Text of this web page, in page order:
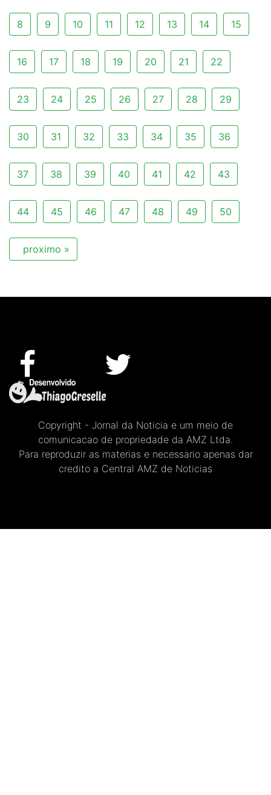
8 9 10 11 12 13 14 15
16 17 18 19 20 21 22
23 24 25 26 27 28 29
30 31 32 33 34 35 36
37 38 39 40 41 42 43
44 45 46 47 48 49 50
proximo »
Copyright - Jornal da Noticia e um meio de
comunicacao de propriedade da AMZ Ltda.
Para reproduzir as materias e necessario apenas dar
credito a Central AMZ de Noticias